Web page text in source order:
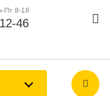
Пт 8-18
46